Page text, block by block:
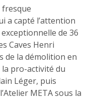
fresque
a capté l’attention
de 36
Caves Henri
de la démolition en
pro-activité du
Léger, puis
META sous la